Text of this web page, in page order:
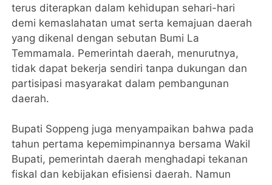
terus diterapkan dalam kehidupan sehari-hari
demi kemaslahatan umat serta kemajuan daerah
yang dikenal dengan sebutan Bumi La
Temmamala. Pemerintah daerah, menurutnya,
tidak dapat bekerja sendiri tanpa dukungan dan
partisipasi masyarakat dalam pembangunan
daerah.
Bupati Soppeng juga menyampaikan bahwa pada
tahun pertama kepemimpinannya bersama Wakil
Bupati, pemerintah daerah menghadapi tekanan
fiskal dan kebijakan efisiensi daerah. Namun